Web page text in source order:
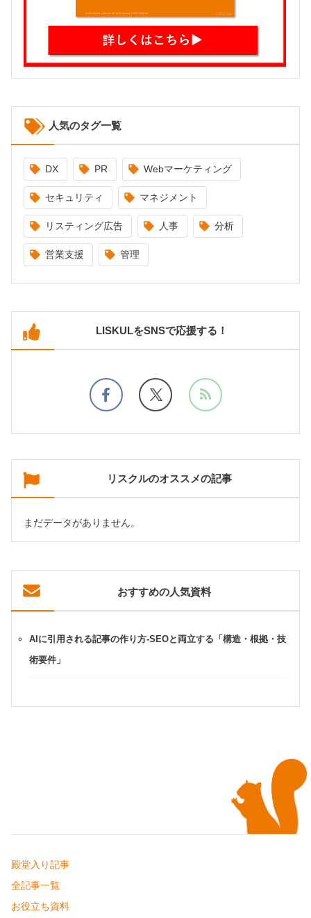
人気のタグ一覧
DX PR Webマーケティング
セキュリティ マネジメント
リスティング広告 人事 分析
営業支援 管理
LISKULをSNSで応援する！
リスクルのオススメの記事
まだデータがありません。
おすすめの人気資料
AIに引用される記事の作り方-SEOと両立する「構造・根拠・技
術要件」
殿堂入り記事
全記事一覧
お役立ち資料